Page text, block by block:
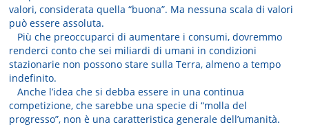
valori, considerata quella “buona”. Ma nessuna scala di valori
può essere assoluta.
Più che preoccuparci di aumentare i consumi, dovremmo
renderci conto che sei miliardi di umani in condizioni
stazionarie non possono stare sulla Terra, almeno a tempo
indefinito.
Anche l’idea che si debba essere in una continua
competizione, che sarebbe una specie di “molla del
progresso”, non è una caratteristica generale dell’umanità.